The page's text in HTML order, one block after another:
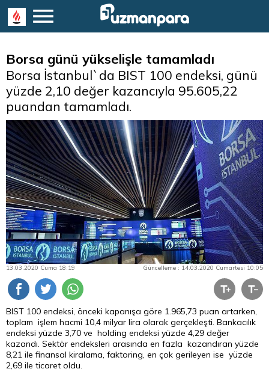
Borsa günü yükselişle tamamladı
Borsa İstanbul`da BIST 100 endeksi, günü
yüzde 2,10 değer kazancıyla 95.605,22
puandan tamamladı.
13.03.2020 Cuma 18:19 Güncelleme : 14.03.2020 Cumartesi 10:05
BIST 100 endeksi, önceki kapanışa göre 1.965,73 puan artarken,
toplam işlem hacmi 10,4 milyar lira olarak gerçekleşti. Bankacılık
endeksi yüzde 3,70 ve holding endeksi yüzde 4,29 değer
kazandı. Sektör endeksleri arasında en fazla kazandıran yüzde
8,21 ile finansal kiralama, faktoring, en çok gerileyen ise yüzde
2,69 ile ticaret oldu.